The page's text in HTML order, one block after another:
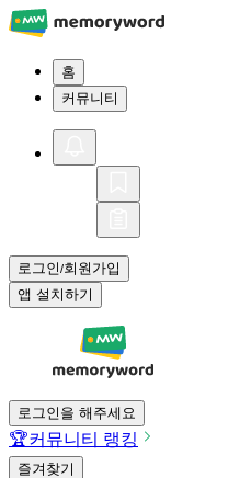
홈
커뮤니티
로그인/회원가입
앱 설치하기
로그인을 해주세요
🏆커뮤니티 랭킹
즐겨찾기